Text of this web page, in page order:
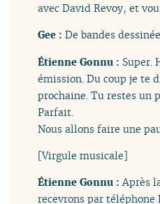
avec David Revoy, et
Gee :De bandes
Étienne Gonnu : Super.
émission. Du coup je te
prochaine. Tu restes un
Parfait.
Nous allons faire une
[Virgule musicale]
Étienne Gonnu :Après
recevrons par